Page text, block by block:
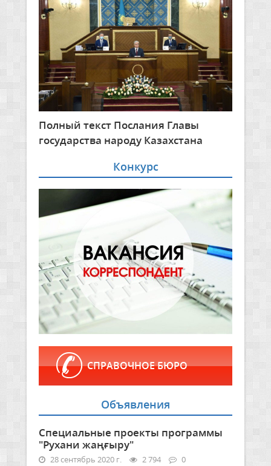
Полный текст Послания Главы
государства народу Казахстана
Конкурс
СПРАВОЧНОЕ БЮРО
Объявления
Специальные проекты программы
"Рухани жаңғыру"
28 сентябрь 2020 г. 2 794 0